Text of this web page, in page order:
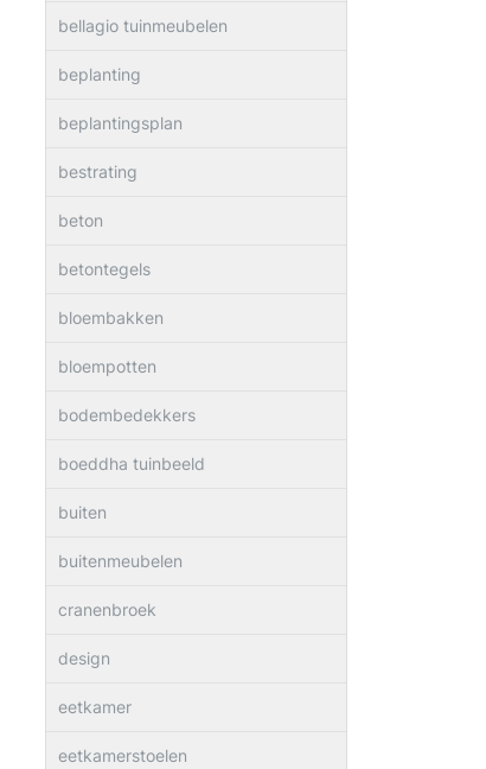
bellagio tuinmeubelen
beplanting
beplantingsplan
bestrating
beton
betontegels
bloembakken
bloempotten
bodembedekkers
boeddha tuinbeeld
buiten
buitenmeubelen
cranenbroek
design
eetkamer
eetkamerstoelen